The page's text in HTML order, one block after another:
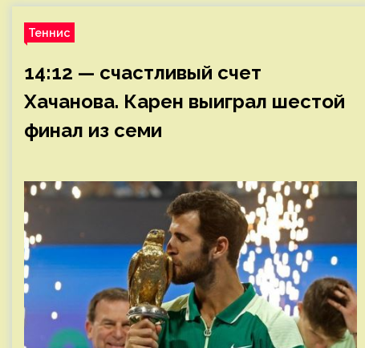
Теннис
14:12 — счастливый счет
Хачанова. Карен выиграл шестой
финал из семи